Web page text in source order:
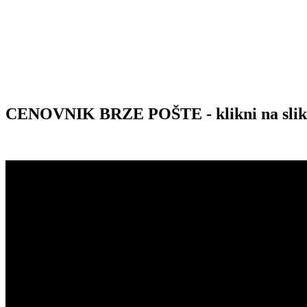
CENOVNIK BRZE POŠTE - klikni na